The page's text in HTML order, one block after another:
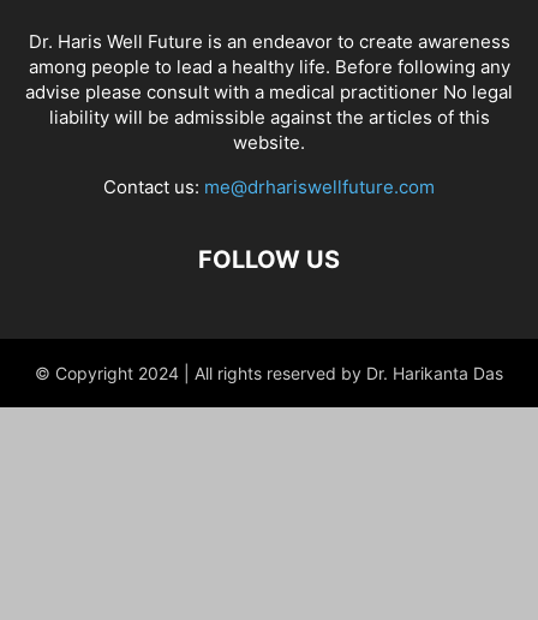
Dr. Haris Well Future is an endeavor to create awareness
among people to lead a healthy life. Before following any
advise please consult with a medical practitioner No legal
liability will be admissible against the articles of this
website.
Contact us: me@drhariswellfuture.com
FOLLOW US
© Copyright 2024 | All rights reserved by Dr. Harikanta Das